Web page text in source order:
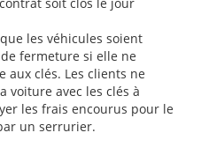
les véhicules soient
fermeture si elle ne
aux clés. Les clients ne
voiture avec les clés à
les frais encourus pour le
un serrurier.